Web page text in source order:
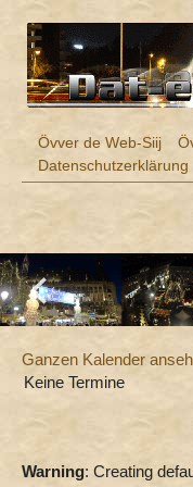
Övver de Web-Siij
Datenschutzerklärung
ÖCHER PLATT
MUSIK
5 Fragen an ...
Musik met vööl Öcher Platt
Böse mal anders
Capella A Capella
Dieter Kaspari
Ganzen Kalender
Keine Termine
Warning: Creating